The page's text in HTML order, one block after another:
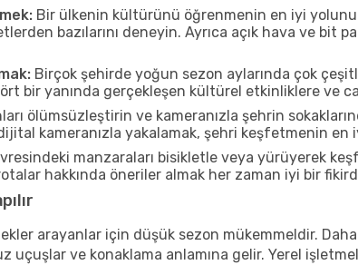
Bir ülkenin kültürünü öğrenmenin en iyi
bazılarını deneyin. Ayrıca açık hava ve bit
Birçok şehirde yoğun sezon aylarında çok
bir yanında gerçekleşen kültürel etkinliklere ve
ölümsüzleştirin ve kameranızla şehrin
kameranızla yakalamak, şehri keşfetmenin en
manzaraları bisikletle veya yürüyerek
hakkında öneriler almak her zaman iyi bir
arayanlar için düşük sezon mükemmeldir.
uçuşlar ve konaklama anlamına gelir. Yerel